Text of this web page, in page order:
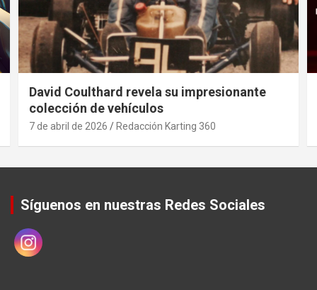
David Coulthard revela su impresionante
colección de vehículos
7 de abril de 2026 Redacción Karting 360
Síguenos en nuestras Redes Sociales